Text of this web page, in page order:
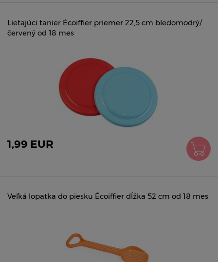
Lietajúci tanier Écoiffier priemer 22,5 cm bledomodrý/
červený od 18 mes
1,99 EUR
Veľká lopatka do piesku Écoiffier dĺžka 52 cm od 18 mes